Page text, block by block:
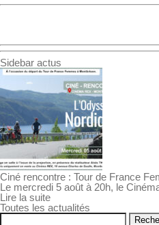
Sidebar actus
Ciné rencontre : Tour de France
Le mercredi 5 août à 20h, le
Lire la suite
Toutes les actualités
Rechercher :